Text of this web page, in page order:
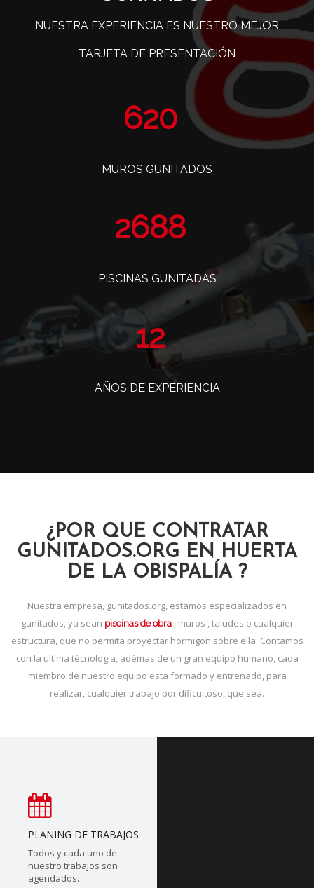
NUESTRA EXPERIENCIA ES NUESTRO MEJOR
TARJETA DE PRESENTACIÓN
761
MUROS GUNITADOS
3299
PISCINAS GUNITADAS
14
AÑOS DE EXPERIENCIA
¿POR QUE CONTRATAR
GUNITADOS.ORG EN HUERTA
DE LA OBISPALÍA ?
Nuestra empresa, gunitados.org, estamos especializados en
gunitados, ya sean piscinas de obra, muros , taludes o cualquier
estructura, que no permita proyectar hormigon sobre ella. Contamos
con la ultima técnologia, adémas de un gran equipo humano, cada
miembro de nuestro equipo esta formado y entrenado, para
realizar, cualquier trabajo por dificultoso, que sea.
PLANING DE TRABAJOS
Todos y cada uno de
nuestro trabajos son
agendados.